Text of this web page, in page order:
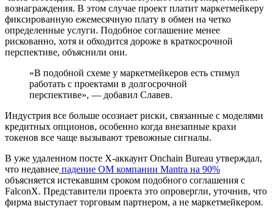
вознаграждения. В этом случае проект платит маркетмейкеру
фиксированную ежемесячную плату в обмен на четко
определенные услуги. Подобное соглашение менее
рискованно, хотя и обходится дороже в краткосрочной
перспективе, объяснили они.
«В подобной схеме у маркетмейкеров есть стимул
работать с проектами в долгосрочной
перспективе», — добавил Славев.
Индустрия все больше осознает риски, связанные с моделями
кредитных опционов, особенно когда внезапные крахи
токенов все чаще вызывают тревожные сигналы.
В уже удаленном посте X-аккаунт Onchain Bureau утверждал,
что недавнее падение OM компании Mantra на 90%
объясняется истекавшим сроком подобного соглашения с
FalconX. Представители проекта это опровергли, уточнив, что
фирма выступает торговым партнером, а не маркетмейкером.